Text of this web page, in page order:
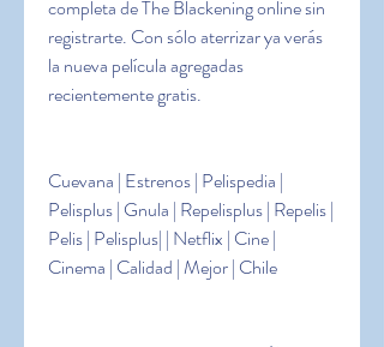
completa de The Blackening online sin
registrarte. Con sólo aterrizar ya verás
la nueva película agregadas
recientemente gratis.
Cuevana | Estrenos | Pelispedia |
Pelisplus | Gnula | Repelisplus | Repelis |
Pelis | Pelisplus| | Netflix | Cine |
Cinema | Calidad | Mejor | Chile